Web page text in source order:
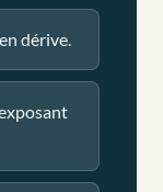
dérive.